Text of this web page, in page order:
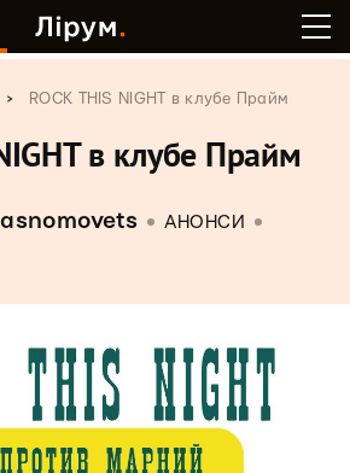
> ROCK THIS NIGHT в клубе Прайм
в клубе Прайм
АНОНСИ